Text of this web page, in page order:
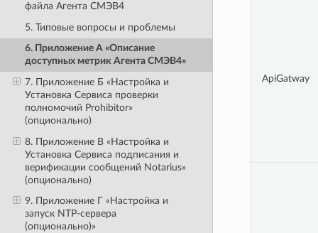
файла Агента СМЭВ4
5. Типовые вопросы и проблемы
6. Приложение A «Описание
доступных метрик Агента СМЭВ4»
7. Приложение Б «Настройка и
Установка Сервиса проверки
полномочий Prohibitor»
(опционально)
8. Приложение В «Настройка и
Установка Сервиса подписания и
верификации сообщений Notarius»
(опционально)
9. Приложение Г «Настройка и
запуск NTP-сервера
(опционально)»
ApiGatway